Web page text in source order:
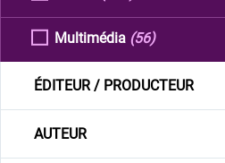
Multimédia (56)
ÉDITEUR / PRODUCTEUR
AUTEUR